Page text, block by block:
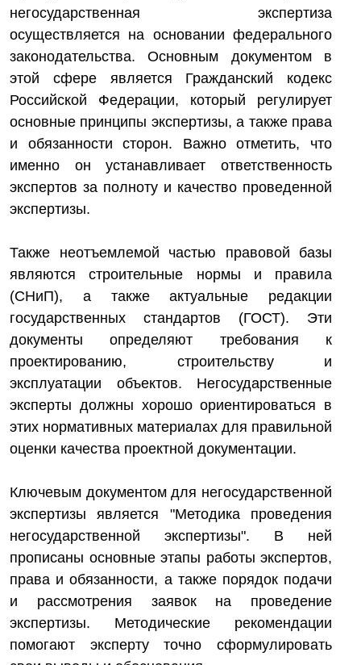
негосударственная экспертиза
осуществляется на основании федерального
законодательства. Основным документом в
этой сфере является Гражданский кодекс
Российской Федерации, который регулирует
основные принципы экспертизы, а также права
и обязанности сторон. Важно отметить, что
именно он устанавливает ответственность
экспертов за полноту и качество проведенной
экспертизы.
Также неотъемлемой частью правовой базы
являются строительные нормы и правила
(СНиП), а также актуальные редакции
государственных стандартов (ГОСТ). Эти
документы определяют требования к
проектированию, строительству и
эксплуатации объектов. Негосударственные
эксперты должны хорошо ориентироваться в
этих нормативных материалах для правильной
оценки качества проектной документации.
Ключевым документом для негосударственной
экспертизы является "Методика проведения
негосударственной экспертизы". В ней
прописаны основные этапы работы экспертов,
права и обязанности, а также порядок подачи
и рассмотрения заявок на проведение
экспертизы. Методические рекомендации
помогают эксперту точно сформулировать